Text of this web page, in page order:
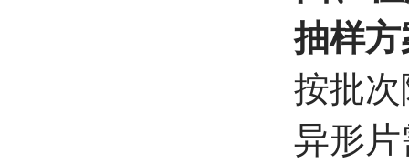
抽样
按批
异形